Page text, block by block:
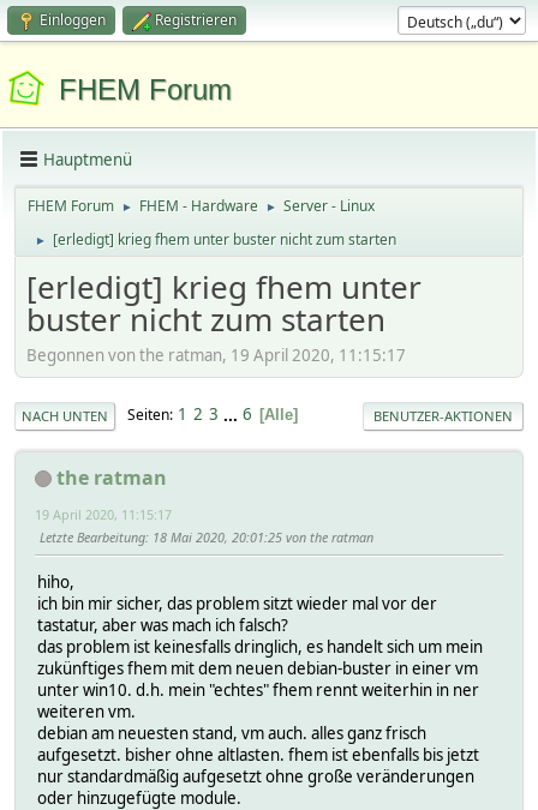
Einloggen Registrieren
FHEM Forum
Hauptmenü
FHEM Forum ► FHEM - Hardware ► Server - Linux
► [erledigt] krieg fhem unter buster nicht zum starten
[erledigt] krieg fhem unter
buster nicht zum starten
Begonnen von the ratman, 19 April 2020, 11:15:17
NACH UNTEN Seiten 1 2 3 ... 6 Alle BENUTZER-AKTIONEN
the ratman
19 April 2020, 11:15:17
Letzte Bearbeitung: 18 Mai 2020, 20:01:25 von the ratman
hiho,
ich bin mir sicher, das problem sitzt wieder mal vor der
tastatur, aber was mach ich falsch?
das problem ist keinesfalls dringlich, es handelt sich um mein
zukünftiges fhem mit dem neuen debian-buster in einer vm
unter win10. d.h. mein "echtes" fhem rennt weiterhin in ner
weiteren vm.
debian am neuesten stand, vm auch. alles ganz frisch
aufgesetzt. bisher ohne altlasten. fhem ist ebenfalls bis jetzt
nur standardmäßig aufgesetzt ohne große veränderungen
oder hinzugefügte module.